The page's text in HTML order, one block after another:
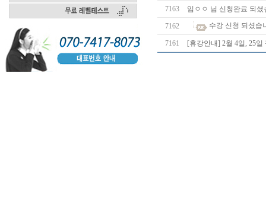
7163 임ㅇㅇ 님 신청완료 되셨
7162 수강 신청 되셨습
7161 [휴강안내] 2월 4일, 25